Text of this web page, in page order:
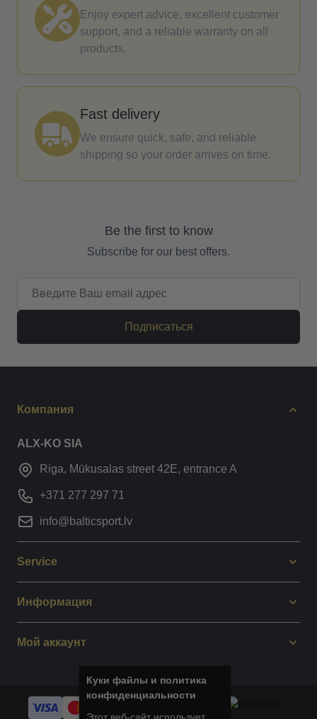
Enjoy expert advice, excellent customer
support, and a reliable warranty on all
products.
Fast delivery
We ensure quick, safe, and reliable
shipping so your order arrives on time.
Be the first to know
Subscribe for our best offers.
Подписаться
Компания
ALX-KO SIA
Riga, Mūkusalas street 42E, entrance A
+371 277 297 71
info@balticsport.lv
Service
Информация
Мой аккаунт
Куки файлы и политика
конфиденциальности